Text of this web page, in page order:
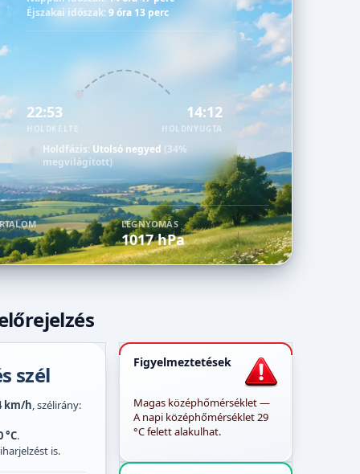
Éjszakai időszak:9 óra 13 perc
22:53
HOLDKELTE
14:12
HOLDNYUGTA
Holdfázis: Utolsó negyed (34%
megvilágított)
LÉGNYOMÁS
1017 hPa
szél
km/h, szélirány:
°C.
is.
Figyelmeztetések
Magas középhőmérséklet —
A napi középhőmérséklet 29
°C felett alakulhat.